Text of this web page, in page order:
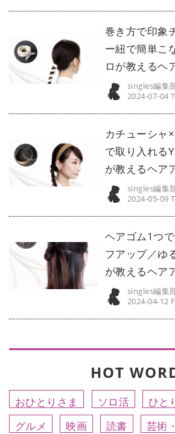
巻き方で印象
ー紐で簡単こ
ロが教えるヘ
singles編集
2024-07-04
カチューシャ
で取り入れる
が教えるヘア
singles編集
2024-05-09
ヘアゴム1つ
フアップ／ゆ
が教えるヘア
singles編集
2024-04-12
HOT
おひとりさま ソロ活 ひと
グルメ
映画 読書 芸術